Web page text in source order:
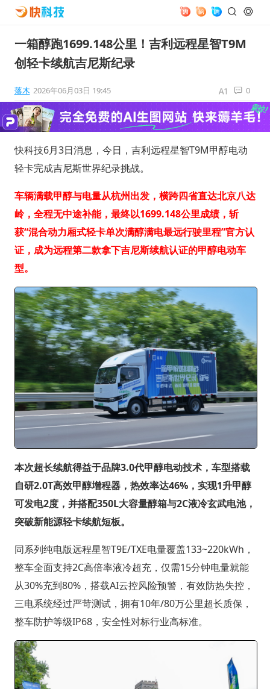
一箱醇跑1699.148公里！吉利远程星智T9M
创轻卡续航吉尼斯纪录
落木 2026年06月03日 19:45 0
快科技6月3日消息，今日，吉利远程星智T9M甲醇电动
轻卡完成吉尼斯世界纪录挑战。
车辆满载甲醇与电量从杭州出发，横跨四省直达北京八达
岭，全程无中途补能，最终以1699.148公里成绩，斩
获“混合动力厢式轻卡单次满醇满电最远行驶里程”官方认
证，成为远程第二款拿下吉尼斯续航认证的甲醇电动车
型。
本次超长续航得益于品牌3.0代甲醇电动技术，车型搭载
自研2.0T高效甲醇增程器，热效率达46%，实现1升甲醇
可发电2度，并搭配350L大容量醇箱与2C液冷玄武电池，
突破新能源轻卡续航短板。
同系列纯电版远程星智T9E/TXE电量覆盖133~220kWh，
整车全面支持2C高倍率液冷超充，仅需15分钟电量就能
从30%充到80%，搭载AI云控风险预警，有效防热失控，
三电系统经过严苛测试，拥有10年/80万公里超长质保，
整车防护等级IP68，安全性对标行业高标准。